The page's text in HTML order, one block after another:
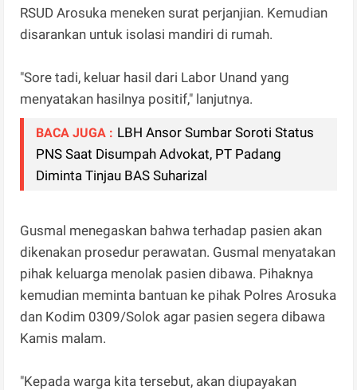
RSUD Arosuka meneken surat perjanjian. Kemudian
disarankan untuk isolasi mandiri di rumah.
"Sore tadi, keluar hasil dari Labor Unand yang
menyatakan hasilnya positif," lanjutnya.
BACA JUGA : LBH Ansor Sumbar Soroti Status
PNS Saat Disumpah Advokat, PT Padang
Diminta Tinjau BAS Suharizal
Gusmal menegaskan bahwa terhadap pasien akan
dikenakan prosedur perawatan. Gusmal menyatakan
pihak keluarga menolak pasien dibawa. Pihaknya
kemudian meminta bantuan ke pihak Polres Arosuka
dan Kodim 0309/Solok agar pasien segera dibawa
Kamis malam.
"Kepada warga kita tersebut, akan diupayakan